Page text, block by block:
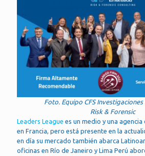
Foto. Equipo CFS
Risk & Forensic
Leaders League es un medio y una
en Francia, pero está presente en la
en día su mercado también abarca
oficinas en Río de Janeiro y Lima Perú